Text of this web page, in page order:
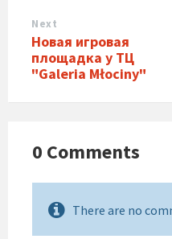
Next
Новая игровая
площадка у ТЦ
"Galeria Młociny"
0 Comments
There are no